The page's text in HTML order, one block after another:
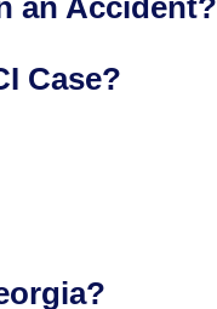
an Accident?
Case?